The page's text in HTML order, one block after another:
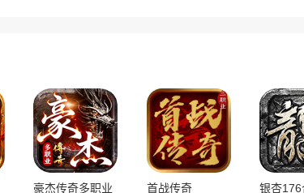
豪杰传奇多职业 首战传奇 银杏176